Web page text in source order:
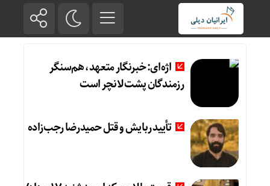
اژه‌ای: خبرنگار متعهد، هم‌سنگر
رزمندگان پشت لانچر است
تأیید ربایش و قتل حمیدرضا رجب‌زاده